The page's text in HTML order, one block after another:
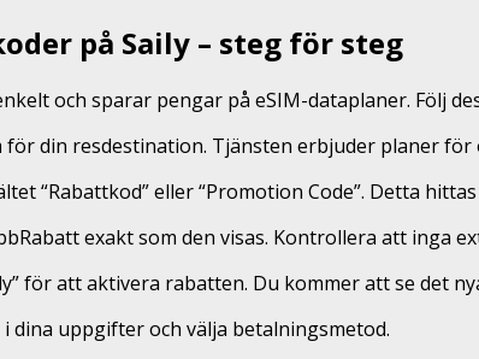
på Saily – steg för steg
och sparar pengar på eSIM-dataplaner. Följ
för din resdestination. Tjänsten erbjuder planer för
“Rabattkod” eller “Promotion Code”. Detta
exakt som den visas. Kontrollera att inga
för att aktivera rabatten. Du kommer att se det
dina uppgifter och välja betalningsmetod.